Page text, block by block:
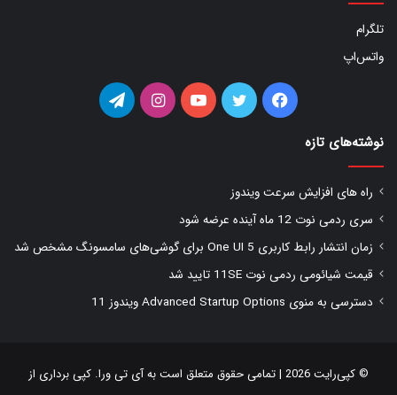
تلگرام
واتس‌اپ
فیس توییتر یوتیوب اینستاگرامتلگرام
نوشته‌های تازه
راه های افزایش سرعت ویندوز
سری ردمی نوت 12 ماه آینده عرضه شود
زمان انتشار رابط کاربری One UI 5 برای گوشی‌های سامسونگ مشخص شد
قیمت شیائومی ردمی نوت 11SE تایید شد
دسترسی به منوی Advanced Startup Options ویندوز 11
© کپی‌رایت 2026 | تمامی حقوق متعلق است به آی تی ورا. کپی برداری از